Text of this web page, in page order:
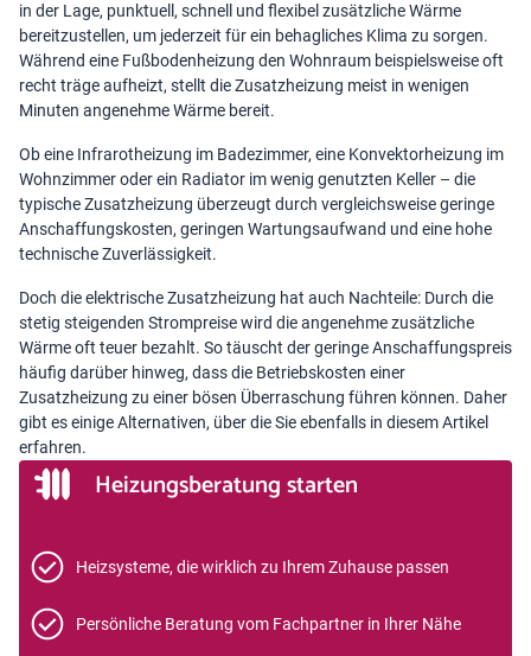
in der Lage, punktuell, schnell und flexibel zusätzliche Wärme
bereitzustellen, um jederzeit für ein behagliches Klima zu sorgen.
Während eine Fußbodenheizung den Wohnraum beispielsweise oft
recht träge aufheizt, stellt die Zusatzheizung meist in wenigen
Minuten angenehme Wärme bereit.
Ob eine Infrarotheizung im Badezimmer, eine Konvektorheizung im
Wohnzimmer oder ein Radiator im wenig genutzten Keller – die
typische Zusatzheizung überzeugt durch vergleichsweise geringe
Anschaffungskosten, geringen Wartungsaufwand und eine hohe
technische Zuverlässigkeit.
Doch die elektrische Zusatzheizung hat auch Nachteile: Durch die
stetig steigenden Strompreise wird die angenehme zusätzliche
Wärme oft teuer bezahlt. So täuscht der geringe Anschaffungspreis
häufig darüber hinweg, dass die Betriebskosten einer
Zusatzheizung zu einer bösen Überraschung führen können. Daher
gibt es einige Alternativen, über die Sie ebenfalls in diesem Artikel
erfahren.
Heizungsberatung starten
Heizsysteme, die wirklich zu Ihrem Zuhause passen
Persönliche Beratung vom Fachpartner in Ihrer Nähe